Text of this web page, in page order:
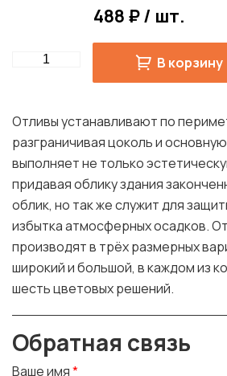
488 ₽ / шт.
Quantity В корзину
Отливы устанавливают по
разграничивая цоколь и
выполняет не только
придавая облику здания
облик, но так же служит для
избытка атмосферных осадков.
производят в трёх размерных
широкий и большой, в каждом из
шесть цветовых решений.
Обратная связь
Ваше имя*